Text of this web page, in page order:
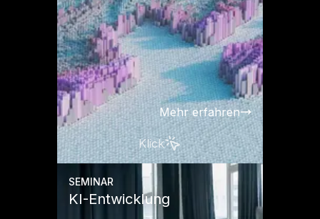
Mehr erfahren
Klick
SEMINAR
KI-Entwicklung